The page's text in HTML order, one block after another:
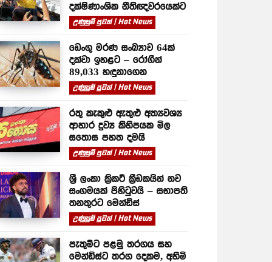
දක්ෂිණාංශික නීතිඥවරයෙක්ට
උණුසුම් පුවත් | Hot News
ඩෙංගු මරණ සංඛ්‍යාව 64ක්
දක්වා ඉහළට – රෝගීන්
89,033 හඳුනාගෙන
උණුසුම් පුවත් | Hot News
රතු කැකුළු ඇතුළු අත්‍යවශ්‍ය
ආහාර ද්‍රව්‍ය කිහිපයක මිල
සතොස පහත දමයි
උණුසුම් පුවත් | Hot News
ශ්‍රී ලංකා ක්‍රිකට් ක්‍රීඩකයින් නව
සංගමයක් පිහිටුවයි – සභාපති
තනතුරට මෙන්ඩිස්
උණුසුම් පුවත් | Hot News
පැතුම්ට පළමු තරගය සහ
මෙන්ඩිස්ට තරග දෙකම, අහිමි